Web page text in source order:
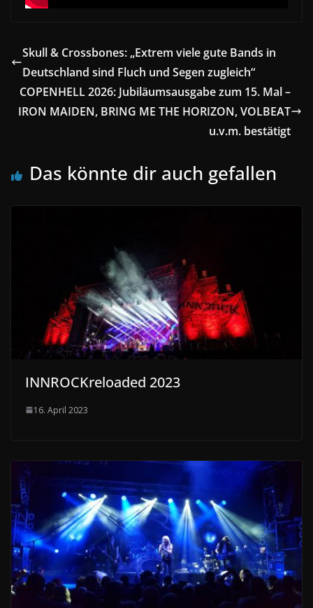
Skull & Crossbones: „Extrem viele gute Bands in
Deutschland sind Fluch und Segen zugleich“
COPENHELL 2026: Jubiläumsausgabe zum 15. Mal –
IRON MAIDEN, BRING ME THE HORIZON, VOLBEAT
u.v.m. bestätigt
Das könnte dir auch gefallen
INNROCKreloaded 2023
16. April 2023